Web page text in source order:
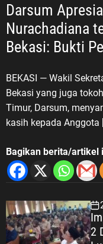
Darsum
Nurachadiana
Bekasi: Bukti
BEKASI — Wakil
Bekasi yang juga
Timur, Darsum,
kasih kepada Anggota
Bagikan berita/artikel
2